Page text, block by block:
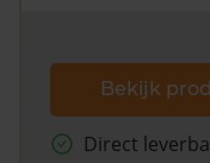
Bekijk
Direct